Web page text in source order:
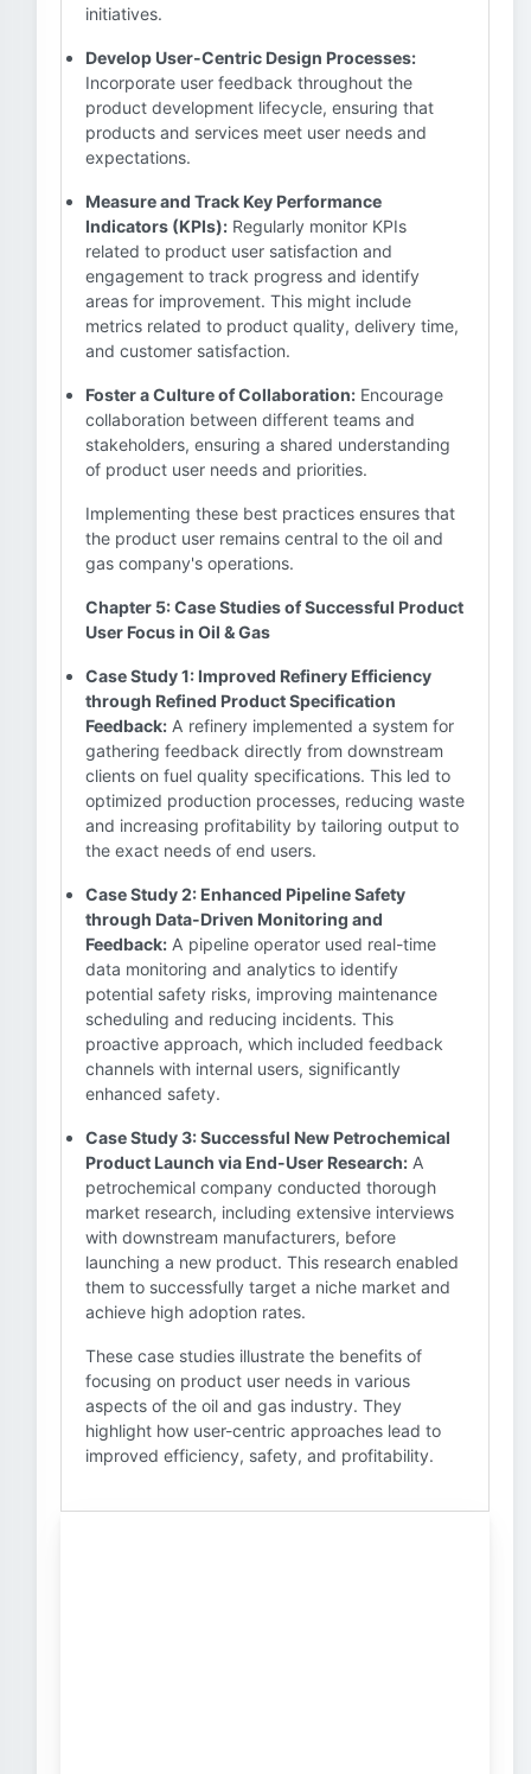
initiatives.
Develop User-Centric Design Processes:
Incorporate user feedback throughout the
product development lifecycle, ensuring that
products and services meet user needs and
expectations.
Measure and Track Key Performance
Indicators (KPIs): Regularly monitor KPIs
related to product user satisfaction and
engagement to track progress and identify
areas for improvement. This might include
metrics related to product quality, delivery time,
and customer satisfaction.
Foster a Culture of Collaboration: Encourage
collaboration between different teams and
stakeholders, ensuring a shared understanding
of product user needs and priorities.
Implementing these best practices ensures that
the product user remains central to the oil and
gas company's operations.
Chapter 5: Case Studies of Successful Product
User Focus in Oil & Gas
Case Study 1: Improved Refinery Efficiency
through Refined Product Specification
Feedback: A refinery implemented a system for
gathering feedback directly from downstream
clients on fuel quality specifications. This led to
optimized production processes, reducing waste
and increasing profitability by tailoring output to
the exact needs of end users.
Case Study 2: Enhanced Pipeline Safety
through Data-Driven Monitoring and
Feedback: A pipeline operator used real-time
data monitoring and analytics to identify
potential safety risks, improving maintenance
scheduling and reducing incidents. This
proactive approach, which included feedback
channels with internal users, significantly
enhanced safety.
Case Study 3: Successful New Petrochemical
Product Launch via End-User Research: A
petrochemical company conducted thorough
market research, including extensive interviews
with downstream manufacturers, before
launching a new product. This research enabled
them to successfully target a niche market and
achieve high adoption rates.
These case studies illustrate the benefits of
focusing on product user needs in various
aspects of the oil and gas industry. They
highlight how user-centric approaches lead to
improved efficiency, safety, and profitability.